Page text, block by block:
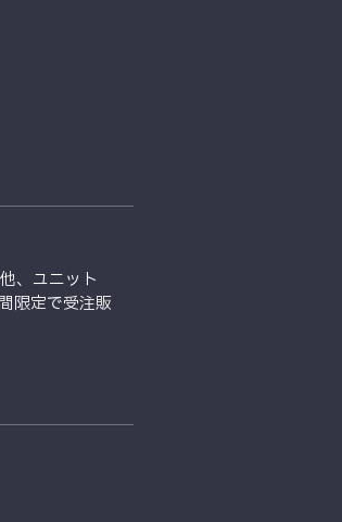
、ユニット
限定で受注販